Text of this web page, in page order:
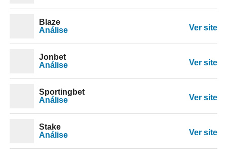
Blaze
Análise
Ver site
Jonbet
Análise
Ver site
Sportingbet
Análise
Ver site
Stake
Análise
Ver site